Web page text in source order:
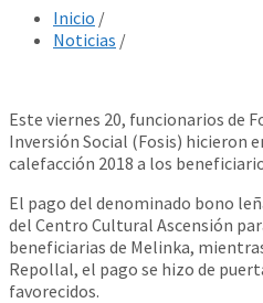
Inicio /
Noticias /
Este viernes 20, funcionarios de
Inversión Social (Fosis) hicieron
calefacción 2018 a los
El pago del denominado bono
del Centro Cultural Ascensión
beneficiarias de Melinka,
Repollal, el pago se hizo de
favorecidos.